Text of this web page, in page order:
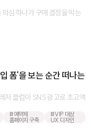
심 하나가 구매 결정을 막는
폼'을 보는 순간 떠나는
저 클럽이 SNS 광고로 초고액
#예약제
홈페이지 구축
#VIP 대상
UX 디자인